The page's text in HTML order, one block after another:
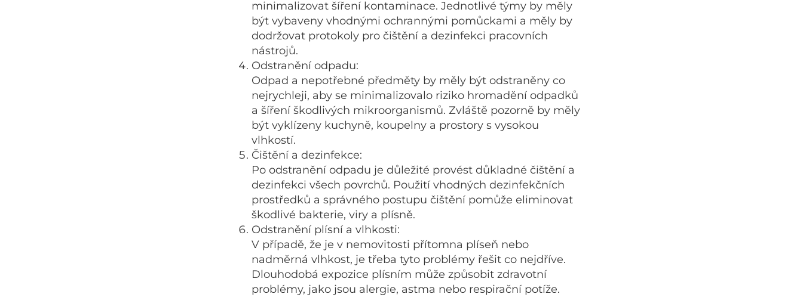
minimalizovat šíření kontaminace. Jednotlivé týmy by měly
být vybaveny vhodnými ochrannými pomůckami a měly by
dodržovat protokoly pro čištění a dezinfekci pracovních
nástrojů.
Odstranění odpadu:
Odpad a nepotřebné předměty by měly být odstraněny co
nejrychleji, aby se minimalizovalo riziko hromadění odpadků
a šíření škodlivých mikroorganismů. Zvláště pozorně by měly
být vyklízeny kuchyně, koupelny a prostory s vysokou
vlhkostí.
Čištění a dezinfekce:
Po odstranění odpadu je důležité provést důkladné čištění a
dezinfekci všech povrchů. Použití vhodných dezinfekčních
prostředků a správného postupu čištění pomůže eliminovat
škodlivé bakterie, viry a plísně.
Odstranění plísní a vlhkosti:
V případě, že je v nemovitosti přítomna plíseň nebo
nadměrná vlhkost, je třeba tyto problémy řešit co nejdříve.
Dlouhodobá expozice plísním může způsobit zdravotní
problémy, jako jsou alergie, astma nebo respirační potíže.